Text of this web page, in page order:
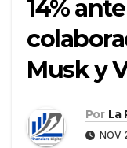
14%
Musk y
Por La
NOV